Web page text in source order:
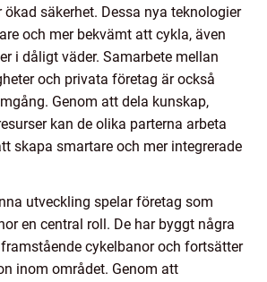
ökad säkerhet. Dessa nya teknologier
och mer bekvämt att cykla, även
i dåligt väder. Samarbete mellan
och privata företag är också
Genom att dela kunskap,
kan de olika parterna arbeta
skapa smartare och mer integrerade
utveckling spelar företag som
en central roll. De har byggt några
cykelbanor och fortsätter
inom området. Genom att